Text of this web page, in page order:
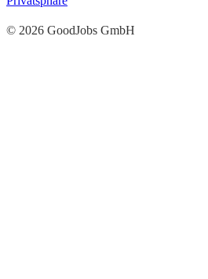
© 2026 GoodJobs GmbH